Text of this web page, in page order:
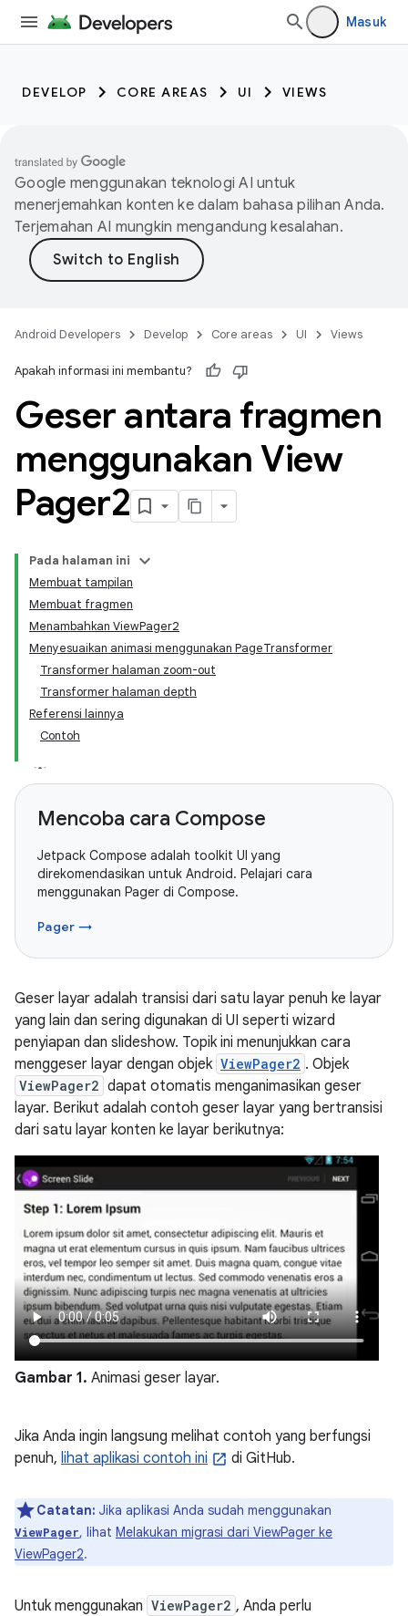
Masuk
DEVELOP CORE AREAS UI VIEWS
Google menggunakan teknologi AI untuk
menerjemahkan konten ke dalam bahasa pilihan Anda.
Terjemahan AI mungkin mengandung kesalahan.
Android Developers Develop Core areas UI Views
Apakah informasi ini membantu?
Geser antara fragmen
menggunakan View
Pager2
Pada halaman ini
Membuat tampilan
Membuat fragmen
Menambahkan ViewPager2
Menyesuaikan animasi menggunakan PageTransformer
Transformer halaman zoom-out
Transformer halaman depth
Referensi lainnya
Contoh
Mencoba cara Compose
Jetpack Compose adalah toolkit UI yang
direkomendasikan untuk Android. Pelajari cara
menggunakan Pager di Compose.
Pager →
Geser layar adalah transisi dari satu layar penuh ke layar
yang lain dan sering digunakan di UI seperti wizard
penyiapan dan slideshow. Topik ini menunjukkan cara
menggeser layar dengan objek ViewPager2 . Objek
ViewPager2 dapat otomatis menganimasikan geser
layar. Berikut adalah contoh geser layar yang bertransisi
dari satu layar konten ke layar berikutnya:
Gambar 1. Animasi geser layar.
Jika Anda ingin langsung melihat contoh yang berfungsi
penuh, lihat aplikasi contoh ini di GitHub.
Catatan: Jika aplikasi Anda sudah menggunakan
ViewPager, lihat Melakukan migrasi dari ViewPager ke
ViewPager2.
Untuk menggunakan ViewPager2 , Anda perlu